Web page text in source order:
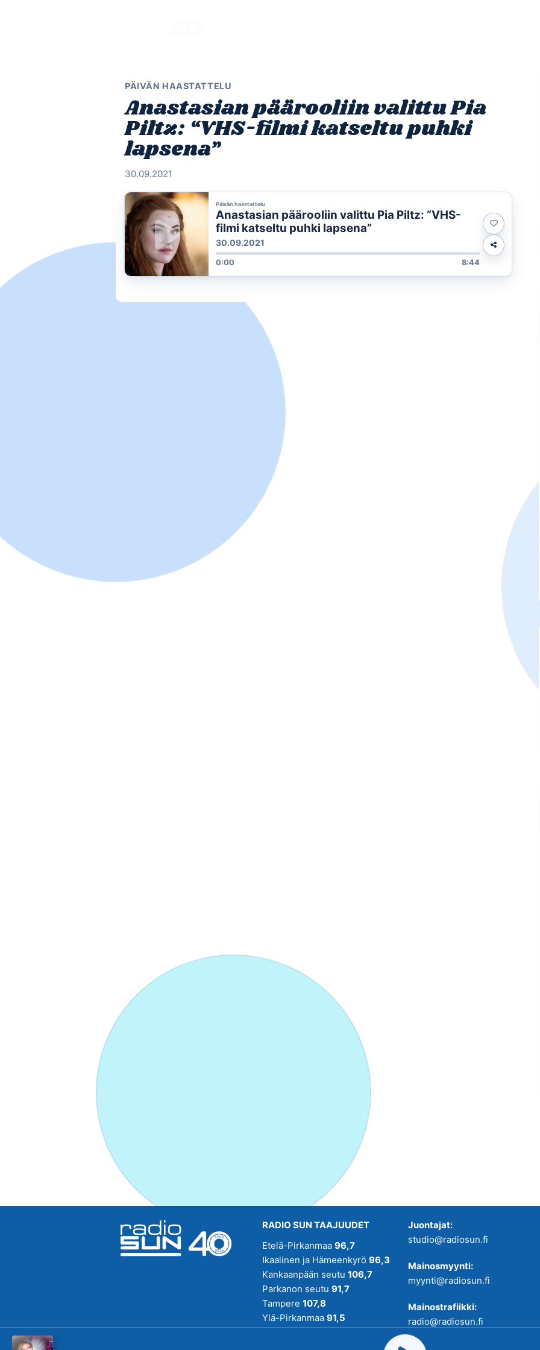
PÄIVÄN HAASTATTELU
Anastasian päärooliin valittu Pia
Piltz: “VHS-filmi katseltu puhki
lapsena”
30.09.2021
Päivän haastattelu
Anastasian päärooliin valittu Pia Piltz: “VHS-
filmi katseltu puhki lapsena”
30.09.2021
0:00 8:44
RADIO SUN TAAJUUDET
Etelä-Pirkanmaa 96,7
Ikaalinen ja Hämeenkyrö 96,3
Kankaanpään seutu 106,7
Parkanon seutu 91,7
Tampere 107,8
Ylä-Pirkanmaa 91,5
Pirmedioita.
Juontajat:
studio@radiosun.fi
Mainosmyynti:
myynti@radiosun.fi
Mainostrafiikki:
radio@radiosun.fi